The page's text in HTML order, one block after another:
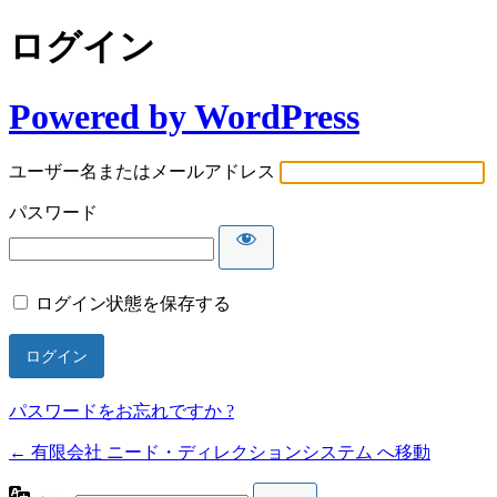
ログイン
Powered by WordPress
ユーザー名またはメールアドレス
パスワード
ログイン状態を保存する
パスワードをお忘れですか ?
← 有限会社 ニード・ディレクションシステム へ移動